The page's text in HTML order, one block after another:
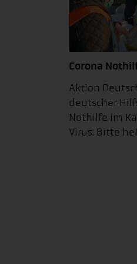
Corona
Aktion
deutscher
Nothilfe im
Virus. Bitte